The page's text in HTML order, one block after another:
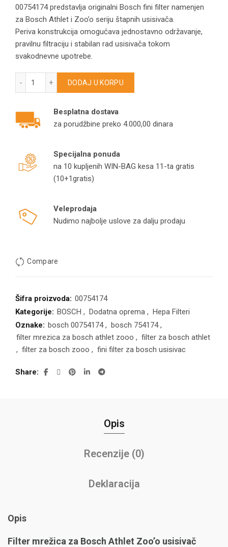
00754174 predstavlja originalni Bosch fini filter namenjen
za Bosch Athlet i Zoo’o seriju štapnih usisivača.
Periva konstrukcija omogućava jednostavno održavanje,
pravilnu filtraciju i stabilan rad usisivača tokom
svakodnevne upotrebe.
DODAJ U KORPU
Besplatna dostava
za porudžbine preko 4.000,00 dinara
Specijalna ponuda
na 10 kupljenih WIN-BAG kesa 11-ta gratis
(10+1gratis)
Veleprodaja
Nudimo najbolje uslove za dalju prodaju
Compare
Šifra proizvoda: 00754174
Kategorije: BOSCH , Dodatna oprema , Hepa Filteri
Oznake: bosch 00754174 , bosch 754174 ,
filter mrezica za bosch athlet zooo , filter za bosch athlet
, filter za bosch zooo , fini filter za bosch usisivac
Share
Opis
Recenzije (0)
Deklaracija
Opis
Filter mrežica za Bosch Athlet Zoo’o usisivač